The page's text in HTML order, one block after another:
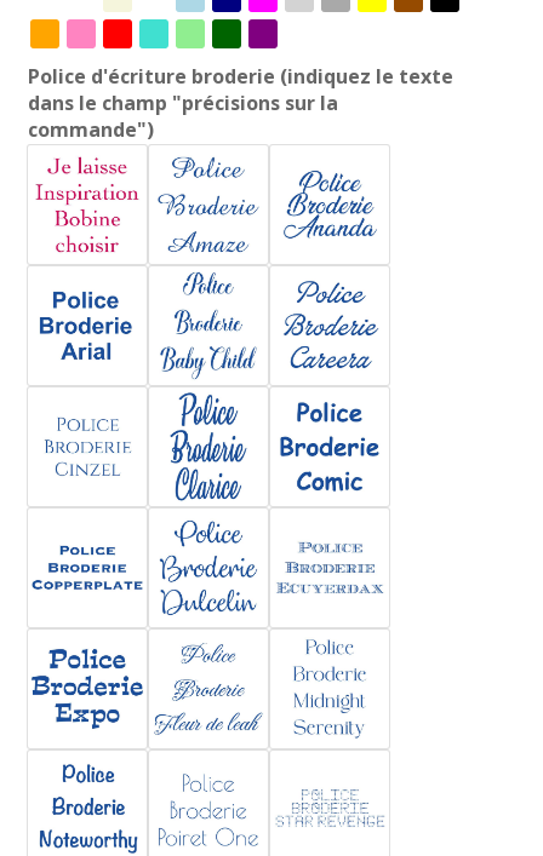
Police d'écriture broderie (indiquez le texte
dans le champ "précisions sur la
commande")